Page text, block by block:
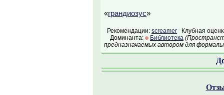
«грандиозус»
Рекомендации: screamer Клубная
Доминанта:
Библиотека
предназначаемых автором для